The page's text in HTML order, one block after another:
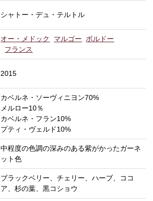
シャトー・デュ・テルトル
オー・メドック マルゴー ボルドー
フランス
2015
カベルネ・ソーヴィニヨン70%
メルロー10％
カベルネ・フラン10%
プティ・ヴェルド10%
中程度の色調の深みのある紫がかったガーネ
ット色
ブラックベリー、チェリー、ハーブ、ココ
ア、杉の葉、黒コショウ